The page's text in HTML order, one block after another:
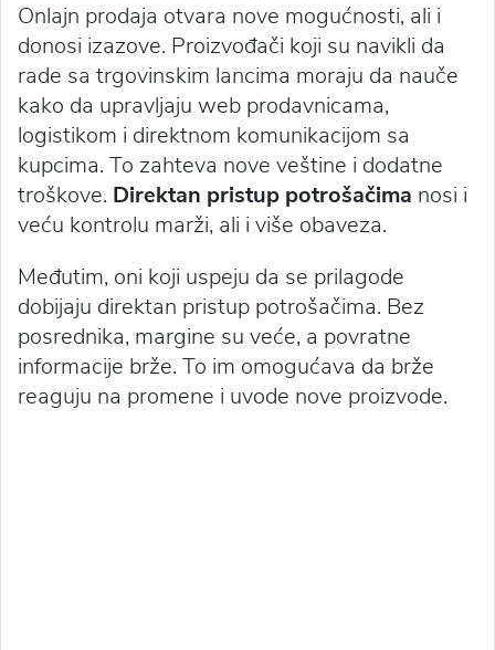
Onlajn prodaja otvara nove mogućnosti, ali i
donosi izazove. Proizvođači koji su navikli da
rade sa trgovinskim lancima moraju da nauče
kako da upravljaju web prodavnicama,
logistikom i direktnom komunikacijom sa
kupcima. To zahteva nove veštine i dodatne
troškove. Direktan pristup potrošačima nosi i
veću kontrolu marži, ali i više obaveza.
Međutim, oni koji uspeju da se prilagode
dobijaju direktan pristup potrošačima. Bez
posrednika, margine su veće, a povratne
informacije brže. To im omogućava da brže
reaguju na promene i uvode nove proizvode.